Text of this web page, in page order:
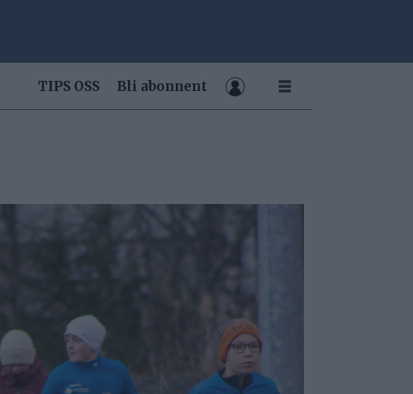
TIPS OSS Bli abonnent